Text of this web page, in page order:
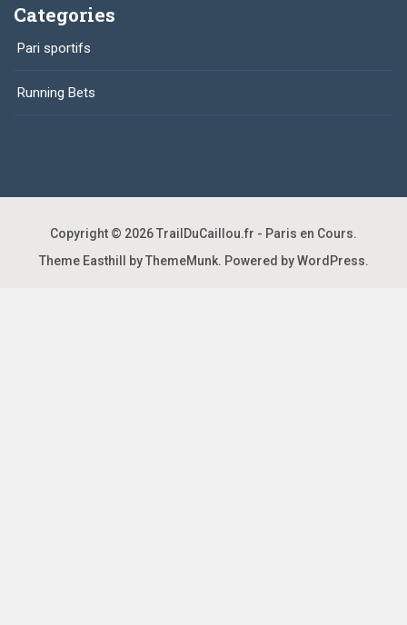
Categories
Pari sportifs
Running Bets
Copyright © 2026TrailDuCaillou.fr - Paris en Cours.
Theme Easthill by ThemeMunk. Powered byWordPress.